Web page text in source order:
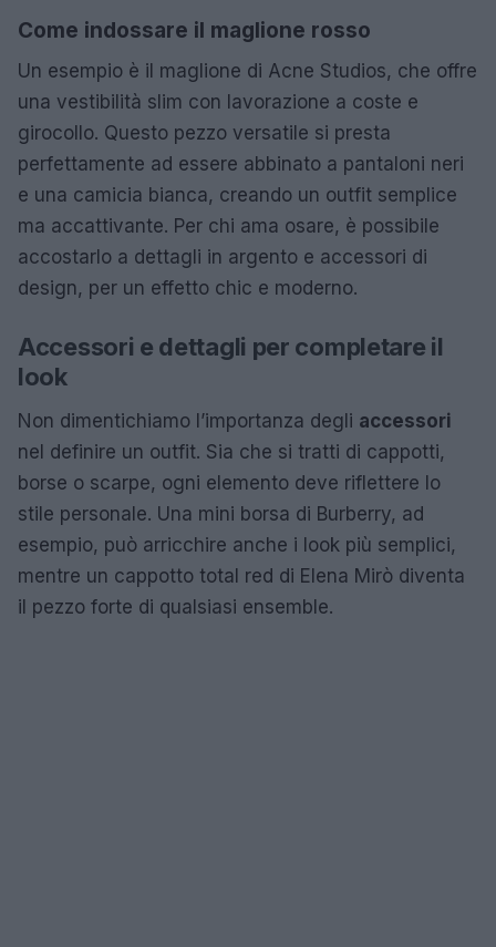
Come indossare il maglione rosso
Un esempio è il maglione di Acne Studios, che offre
una vestibilità slim con lavorazione a coste e
girocollo. Questo pezzo versatile si presta
perfettamente ad essere abbinato a pantaloni neri
e una camicia bianca, creando un outfit semplice
ma accattivante. Per chi ama osare, è possibile
accostarlo a dettagli in argento e accessori di
design, per un effetto chic e moderno.
Accessori e dettagli per completare il
look
Non dimentichiamo l’importanza degli accessori
nel definire un outfit. Sia che si tratti di cappotti,
borse o scarpe, ogni elemento deve riflettere lo
stile personale. Una mini borsa di Burberry, ad
esempio, può arricchire anche i look più semplici,
mentre un cappotto total red di Elena Mirò diventa
il pezzo forte di qualsiasi ensemble.